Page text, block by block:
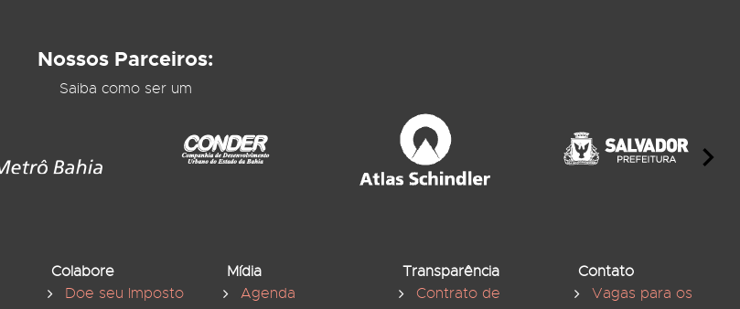
Nossos Parceiros:
Saiba como ser um
Colabore
Doe seu Imposto
Mídia
Agenda
Transparência
Contrato de
Contato
Vagas para os